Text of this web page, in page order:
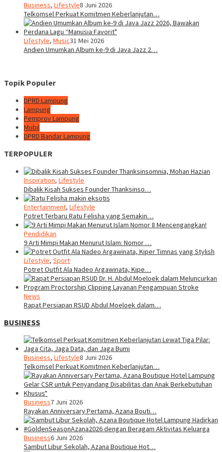
Business, Lifestyle8 Juni 2026
Telkomsel Perkuat Komitmen Keberlanjutan…
Lifestyle, Music31 Mei 2026
Andien Umumkan Album ke-9 di Java Jazz 2…
Topik Populer
DPRD Lampung
Lampung
Pemprov Lampung
Mobil
DPRD Bandar Lampung
TERPOPULER
Inspiration, Lifestyle
Dibalik Kisah Sukses Founder Thanksinso…
Entertainment, Lifestyle
Potret Terbaru Ratu Felisha yang Semakin…
Pendidikan
9 Arti Mimpi Makan Menurut Islam: Nomor …
Lifestyle, Sport
Potret Outfit Ala Nadeo Argawinata, Kipe…
News
Rapat Persiapan RSUD Abdul Moeloek dalam…
BUSINESS
Business, Lifestyle8 Juni 2026
Telkomsel Perkuat Komitmen Keberlanjutan…
Business7 Juni 2026
Rayakan Anniversary Pertama, Azana Bouti…
Business6 Juni 2026
Sambut Libur Sekolah, Azana Boutique Hot…